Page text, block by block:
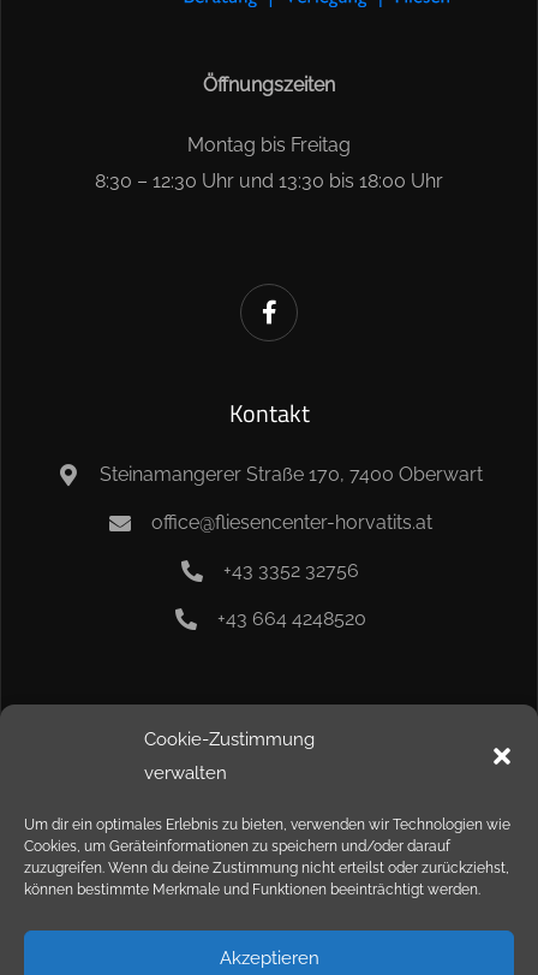
Cookie-Zustimmung
verwalten
Um dir ein optimales Erlebnis zu bieten, verwenden wir Technologien wie
Cookies, um Geräteinformationen zu speichern und/oder darauf
zuzugreifen. Wenn du deine Zustimmung nicht erteilst oder zurückziehst,
können bestimmte Merkmale und Funktionen beeinträchtigt werden.
Akzeptieren
Öffnungszeiten
Montag bis Freitag
8:30 – 12:30 Uhr und 13:30 bis 18:00 Uhr
Kontakt
Steinamangerer Straße 170, 7400 Oberwart
office@fliesencenter-horvatits.at
+43 3352 32756
+43 664 4248520
Info
Impressum